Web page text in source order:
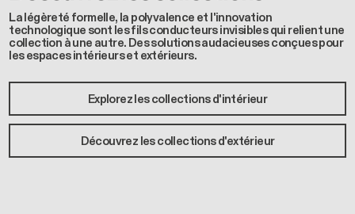
La légèreté formelle, la polyvalence et l'innovation
technologique sont les fils conducteurs invisibles qui relient une
collection à une autre. Des solutions audacieuses conçues pour
les espaces intérieurs et extérieurs.
Explorez les collections d'intérieur
Découvrez les collections d'extérieur